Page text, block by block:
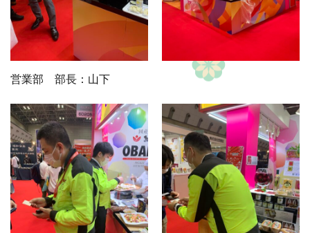
営業部 部長：山下